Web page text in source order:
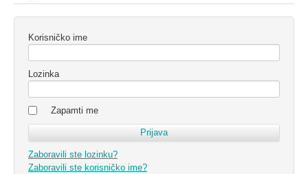
Korisničko ime
Lozinka
Zapamti me
Zaboravili ste lozinku?
Zaboravili ste korisničko ime?